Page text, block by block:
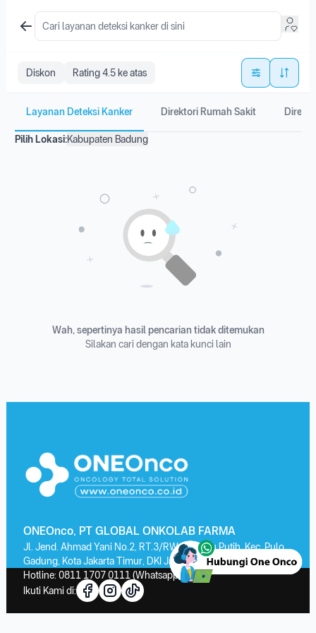
Diskon Rating 4.5 ke atas
Layanan Deteksi Kanker Direktori Rumah Sakit
Pilih Lokasi:Kabupaten Badung
Wah, sepertinya hasil pencarian tidak ditemukan
Silakan cari dengan kata kunci lain
ONEOnco, PT GLOBAL ONKOLAB FARMA
Jl. Jend. Ahmad Yani No.2, RT.3/RW.13, Kayu Putih, Kec. Pulo
Gadung, Kota Jakarta Timur, DKI Jakarta 13210
Hotline: 0811 1707 0111 (Whatsapp)
Ikuti Kami di: